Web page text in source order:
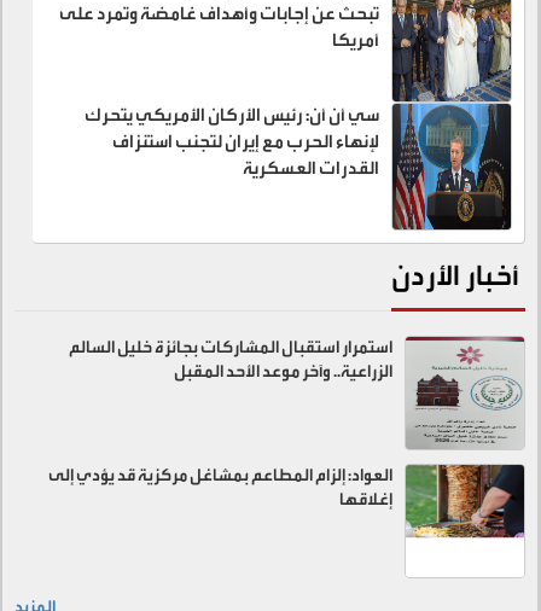
تبحث عن إجابات وأهداف غامضة وتمرد على
أمريكا
سي أن أن: رئيس الأركان الأمريكي يتحرك
لإنهاء الحرب مع إيران لتجنب استنزاف
القدرات العسكرية
أخبار الأردن
استمرار استقبال المشاركات بجائزة خليل السالم
الزراعية.. وآخر موعد الأحد المقبل
العواد: إلزام المطاعم بمشاغل مركزية قد يؤدي إلى
إغلاقها